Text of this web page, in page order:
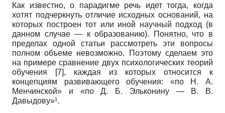
Как известно, о парадигме речь идет тогда, когда
хотят подчеркнуть отличие исходных оснований, на
которых построен тот или иной научный подход (в
данном случае — к образованию). Понятно, что в
пределах одной статьи рассмотреть эти вопросы
полном объеме невозможно. Поэтому сделаем это
на примере сравнение двух психологических теорий
обучения [7], каждая из которых относится к
концепциям развивающего обучения: «по Н. А.
Менчинской» и «по Д. Б. Эльконину — В. В.
Давыдову»¹.